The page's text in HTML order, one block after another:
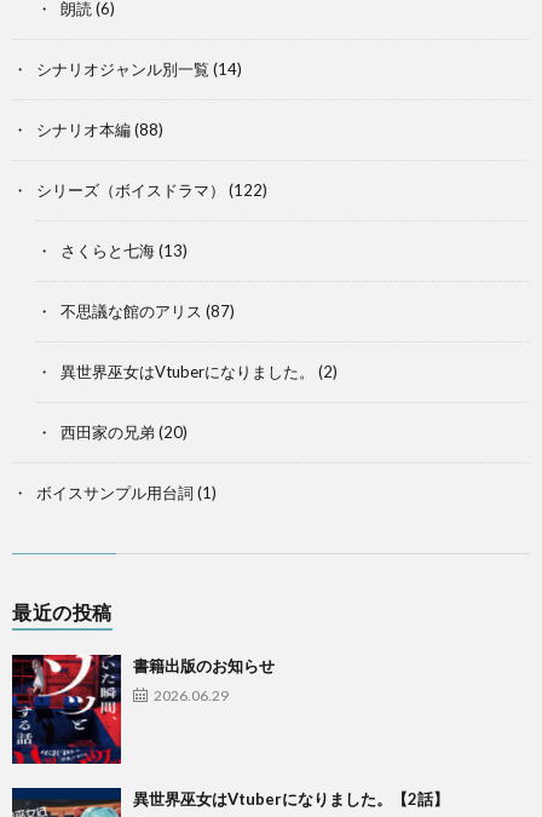
朗読 (6)
シナリオジャンル別一覧 (14)
シナリオ本編(88)
シリーズ（ボイスドラマ） (122)
さくらと七海(13)
不思議な館のアリス (87)
異世界巫女はVtuberになりました。 (2)
西田家の兄弟(20)
ボイスサンプル用台詞 (1)
最近の投稿
書籍出版のお知らせ
2026.06.29
異世界巫女はVtuberになりました。【2話】